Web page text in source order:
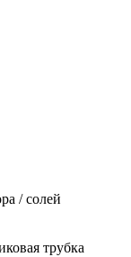
/ солей
трубка